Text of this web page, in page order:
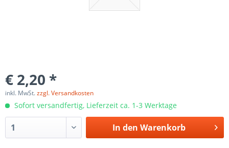
€ 2,20 *
inkl. MwSt.zzgl. Versandkosten
Sofort versandfertig, Lieferzeit ca. 1-3 Werktage
In den Warenkorb